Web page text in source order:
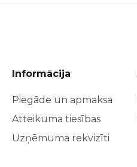
Informācija
Piegāde un apmaksa
Atteikuma tiesības
Uzņēmuma rekvizīti